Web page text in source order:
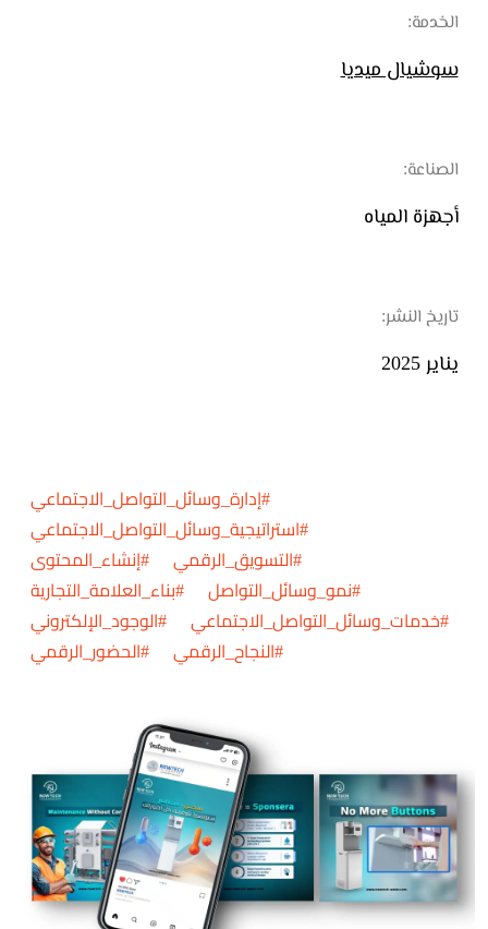
الخدمة:
سوشيال ميديا
الصناعة:
أجهزة المياه
تاريخ النشر:
يناير 2025
#إدارة_وسائل_التواصل_الاجتماعي
#استراتيجية_وسائل_التواصل_الاجتماعي
#التسويق_الرقمي #إنشاء_المحتوى
#نمو_وسائل_التواصل #بناء_العلامة_التجارية
#خدمات_وسائل_التواصل_الاجتماعي #الوجود_الإلكتروني
#النجاح_الرقمي #الحضور_الرقمي